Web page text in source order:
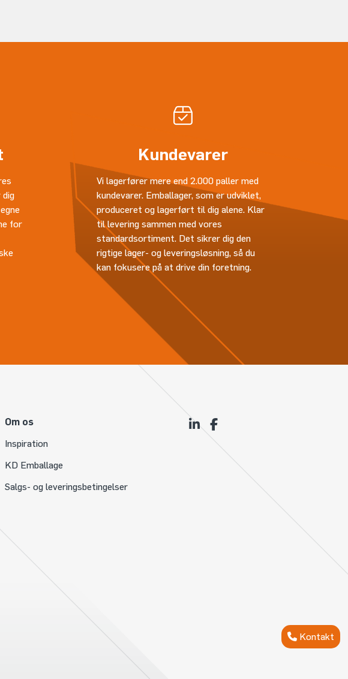
Kontakt
for
Kundevarer
Vi lagerfører mere end 2.000 paller med
kundevarer. Emballager, som er udviklet,
produceret og lagerført til dig alene. Klar
til levering sammen med vores
standardsortiment. Det sikrer dig den
rigtige lager- og leveringsløsning, så du
kan fokusere på at drive din foretning.
Om os
Inspiration
KD Emballage
Salgs- og leveringsbetingelser